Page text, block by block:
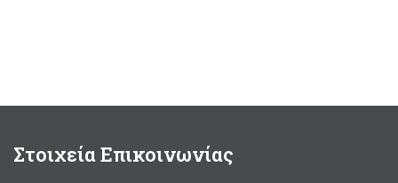
Στοιχεία Επικοινωνίας